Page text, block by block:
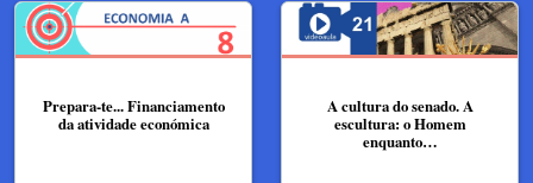
Prepara-te... Financiamento
da atividade económica
A cultura do senado. A
escultura: o Homem
enquanto…